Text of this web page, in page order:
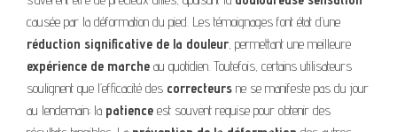
causée par la déformation du pied. Les témoignages font état d’une
réduction significative de la douleur, permettant une meilleure
expérience de marche au quotidien. Toutefois, certains utilisateurs
soulignent que l’efficacité des correcteurs ne se manifeste pas du jour
au lendemain; la patience est souvent requise pour obtenir des